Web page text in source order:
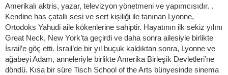
Amerikalı aktris, yazar, televizyon yönetmeni ve yapımcısıdır. .
Kendine has çatallı sesi ve sert kişiliği ile tanınan Lyonne,
Ortodoks Yahudi aile kökenlerine sahiptir. Hayatının ilk sekiz yılını
Great Neck, New York’ta geçirdi ve daha sonra ailesiyle birlikte
İsrail’e göç etti. İsrail’de bir yıl buçuk kaldıktan sonra, Lyonne ve
ağabeyi Adam, anneleriyle birlikte Amerika Birleşik Devletleri’ne
döndü. Kısa bir süre Tisch School of the Arts bünyesinde sinema